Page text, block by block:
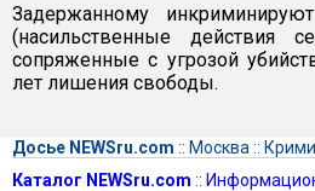
Задержанному
(насильственные действия
сопряженные с угрозой
лет лишения свободы.
Досье NEWSru.com :: Москва ::
Каталог NEWSru.com ::